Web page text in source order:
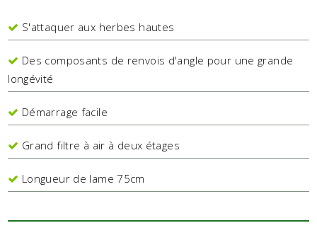
S'attaquer aux herbes hautes
Des composants de renvois d'angle pour une grande
longévité
Démarrage facile
Grand filtre à air à deux étages
Longueur de lame 75cm